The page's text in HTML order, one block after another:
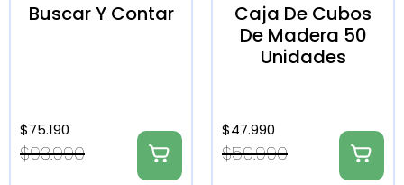
Buscar Y Contar
$93.990
$75.190
Caja De Cubos
De Madera 50
Unidades
$59.990
$47.990